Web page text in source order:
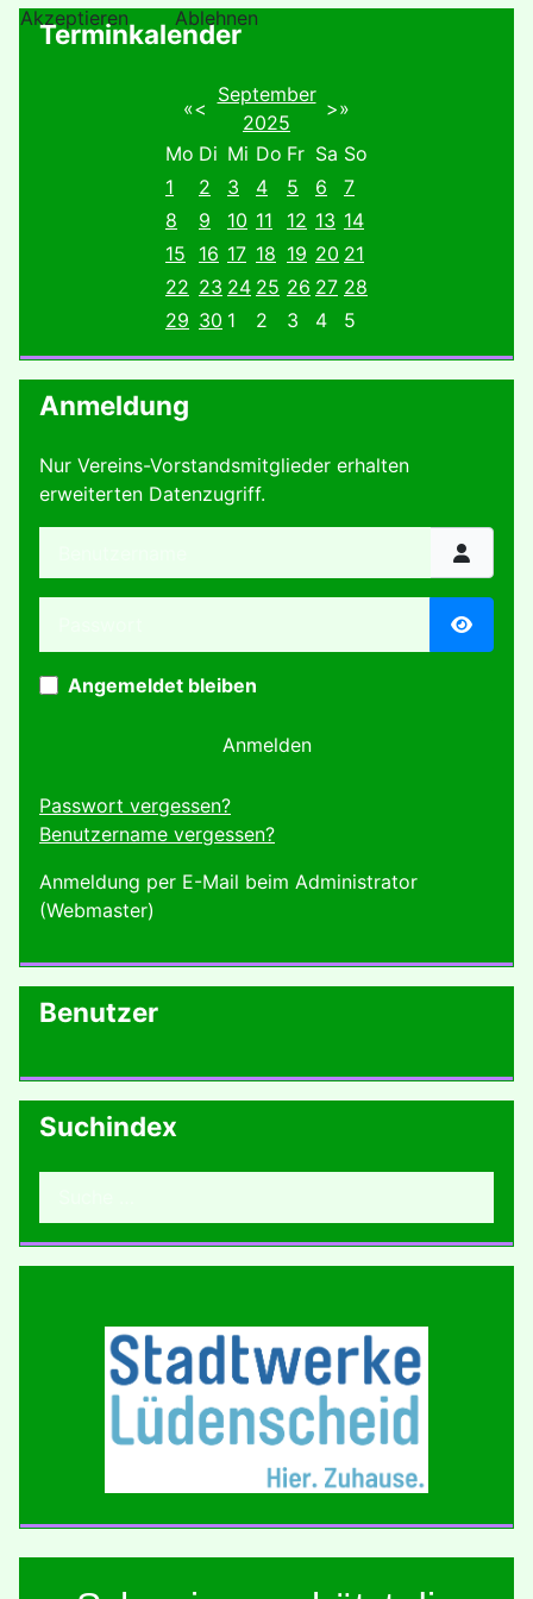
Terminkalender
«<
September
2025
>»
Mo Di Mi Do Fr Sa So
1
2 3 4 5 6
7
8
9 10 11 12 13 14
15
16 17 18 19 20 21
22 23 24 25 26 27 28
29 30 1 2 3 4 5
Anmeldung
Nur Vereins-Vorstandsmitglieder erhalten
erweiterten Datenzugriff.
Angemeldet bleiben
Anmelden
Passwort vergessen?
Benutzername vergessen?
Anmeldung per E-Mail beim Administrator
(Webmaster)
Benutzer
Suchindex
Akzeptieren Ablehnen